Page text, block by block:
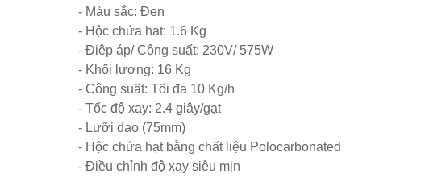
- Màu sắc: Đen
- Hộc chứa hạt: 1.6 Kg
- Điệp áp/ Công suất: 230V/ 575W
- Khối lượng: 16 Kg
- Công suất: Tối đa 10 Kg/h
- Tốc độ xay: 2.4 giây/gạt
- Lưỡi dao (75mm)
- Hộc chứa hạt bằng chất liệu Polocarbonated
- Điều chỉnh độ xay siêu mịn